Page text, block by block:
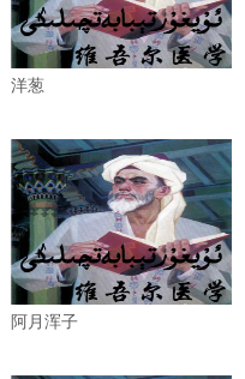
洋葱
阿月浑子